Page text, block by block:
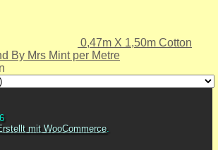
0,47m X 1,50m Cotton
By Mrs Mint per Metre
mit WooCommerce.